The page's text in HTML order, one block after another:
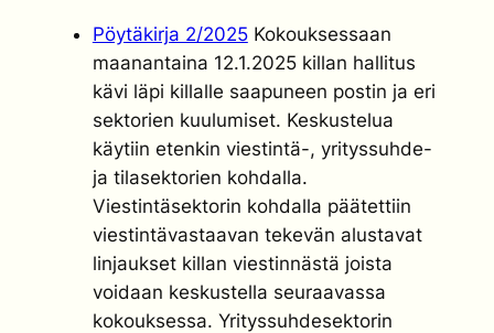
Pöytäkirja 2/2025Kokouksessaan
maanantaina 12.1.2025 killan hallitus
kävi läpi killalle saapuneen postin ja eri
sektorien kuulumiset. Keskustelua
käytiin etenkin viestintä-, yrityssuhde-
ja tilasektorien kohdalla.
Viestintäsektorin kohdalla päätettiin
viestintävastaavan tekevän alustavat
linjaukset killan viestinnästä joista
voidaan keskustella seuraavassa
kokouksessa. Yrityssuhdesektorin